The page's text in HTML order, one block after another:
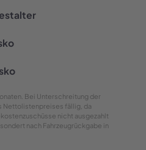
. Bei Unterschreitung der
Nettolistenpreises fällig, da
nicht ausgezahlt
nach Fahrzeugrückgabe in